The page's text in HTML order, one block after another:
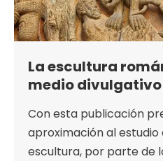
La escultura
medio
Con esta publicación
aproximación al estudio
escultura, por parte de